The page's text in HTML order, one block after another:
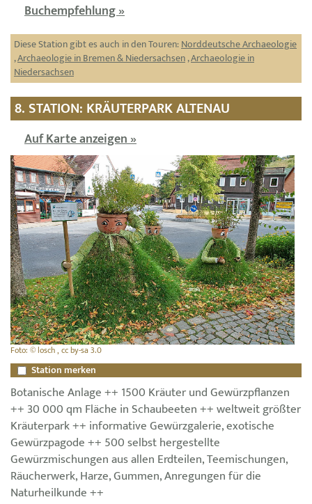
Buchempfehlung »
Diese Station gibt es auch in den Touren:Norddeutsche Archaeologie
,Archaeologie in Bremen & Niedersachsen,Archaeologie in
Niedersachsen
8. STATION: KRÄUTERPARK ALTENAU
Auf Karte anzeigen »
Foto: © losch , cc by-sa 3.0
Station merken
Botanische Anlage ++ 1500 Kräuter und Gewürzpflanzen
++ 30 000 qm Fläche in Schaubeeten ++ weltweit größter
Kräuterpark ++ informative Gewürzgalerie, exotische
Gewürzpagode ++ 500 selbst hergestellte
Gewürzmischungen aus allen Erdteilen, Teemischungen,
Räucherwerk, Harze, Gummen, Anregungen für die
Naturheilkunde ++